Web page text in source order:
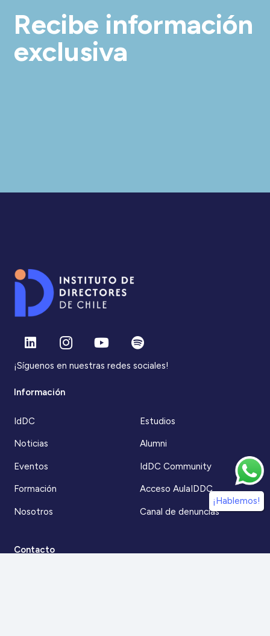
Recibe información
exclusiva
¡Síguenos en nuestras redes sociales!
Información
IdDC
Noticias
Eventos
Formación
Nosotros
Estudios
Alumni
IdDC Community
Acceso AulaIDDC
Canal de denuncias
Contacto
¡Hablemos!